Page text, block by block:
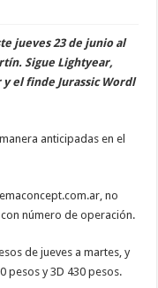
jueves 23 de junio al
Sigue Lightyear,
el finde Jurassic Wordl
anticipadas en el
no
número de operación.
de jueves a martes, y
pesos y 3D 430 pesos.